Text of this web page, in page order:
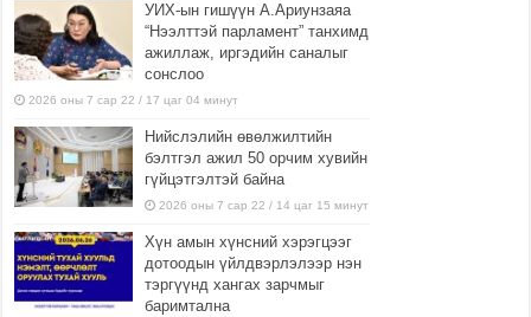
УИХ-ын гишүүн А.Ариунзаяа
“Нээлттэй парламент” танхимд
ажиллаж, иргэдийн саналыг
сонслоо
2026 оны 7 сар 22 / 17 цаг 04 минут
Нийслэлийн өвөлжилтийн
бэлтгэл ажил 50 орчим хувийн
гүйцэтгэлтэй байна
2026 оны 7 сар 22 / 14 цаг 15 минут
Хүн амын хүнсний хэрэгцээг
дотоодын үйлдвэрлэлээр нэн
тэргүүнд хангах зарчмыг
баримтална